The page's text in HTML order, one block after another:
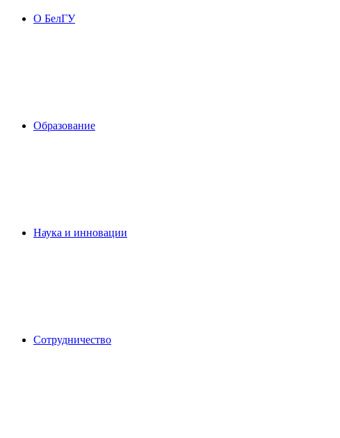
О БелГУ
Образование
Наука и инновации
Сотрудничество